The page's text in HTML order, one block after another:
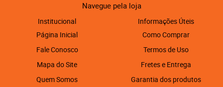
Navegue pela loja
Institucional
Página Inicial
Fale Conosco
Mapa do Site
Quem Somos
Informações Úteis
Como Comprar
Termos de Uso
Fretes e Entrega
Garantia dos produtos